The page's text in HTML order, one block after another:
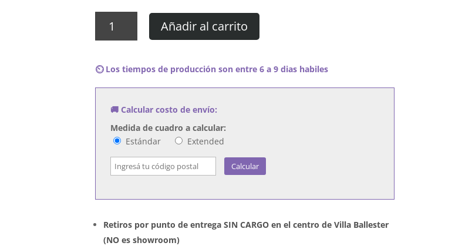
R.E.M.
cantidad
Añadir al carrito
⏲️ Los tiempos de producción son entre 6 a 9 dias habiles
🚚 Calcular costo de envío:
Medida de cuadro a calcular:
Estándar
Extended
Calcular
Retiros por punto de entrega SIN CARGO en el centro de Villa Ballester
(NO es showroom)